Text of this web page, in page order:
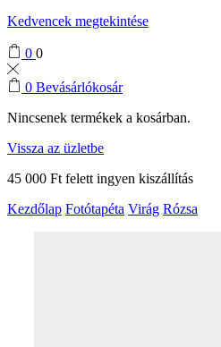
Kedvencek megtekintése
0 0
0 Bevásárlókosár
Nincsenek termékek a kosárban.
Vissza az üzletbe
45 000 Ft felett ingyen kiszállítás
Kezdőlap Fotótapéta Virág Rózsa